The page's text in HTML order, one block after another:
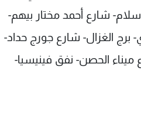
شارع أحمد مختار بيهم-
الغزال- شارع جورج حداد-
الحصن- نفق فينيسيا-